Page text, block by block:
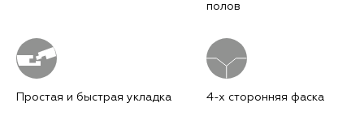
полов
Простая и быстрая укладка 4-х сторонняя фаска